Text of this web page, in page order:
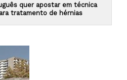
quer apostar em técnica
tratamento de hérnias